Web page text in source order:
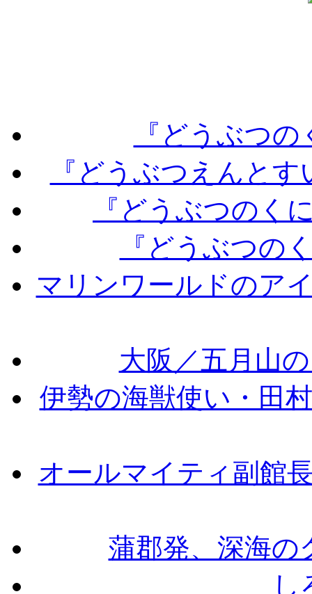
『どうぶつ
『どうぶつえんと
『どうぶつのく
『どうぶつの
マリンワールドのア
大阪／五月山
伊勢の海獣使い・田
オールマイティ副館
蒲郡発、深海の
し